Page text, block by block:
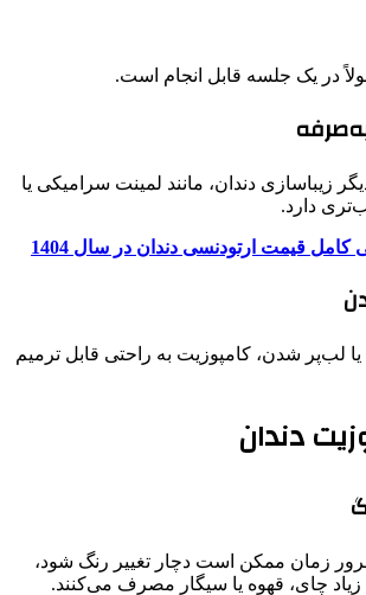
در یک جلسه قابل انجام است.
زیباسازی دندان، مانند لمینت سرامیکی یا
دارد.
قیمت ارتودنسی دندان در سال 1404
شدن، کامپوزیت به راحتی قابل ترمیم
دندان
زمان ممکن است دچار تغییر رنگ شود،
زیاد چای، قهوه یا سیگار مصرف می‌کنند.